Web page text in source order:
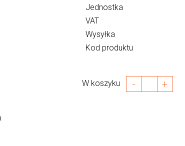
Jednostka
VAT
Wysyłka
Kod produktu
W koszyku - +